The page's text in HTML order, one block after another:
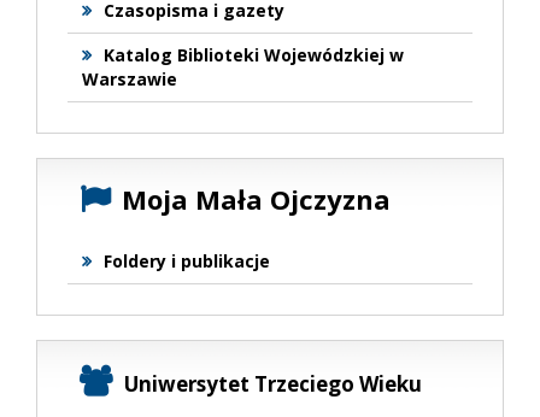
Czasopisma i gazety
Katalog Biblioteki Wojewódzkiej w
Warszawie
Moja Mała Ojczyzna
Foldery i publikacje
Uniwersytet Trzeciego Wieku